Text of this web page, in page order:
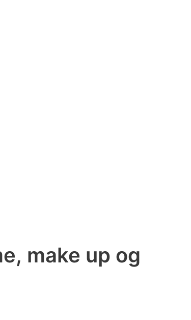
make up og